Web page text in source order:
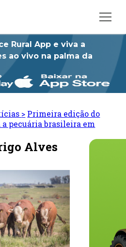
Rural App e viva a
ao vivo na palma da
> Primeira edição do
pecuária brasileira em
Alves